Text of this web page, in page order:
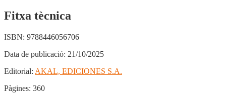
Fitxa tècnica
ISBN: 9788446056706
Data de publicació: 21/10/2025
Editorial: AKAL, EDICIONES S.A.
Pàgines: 360